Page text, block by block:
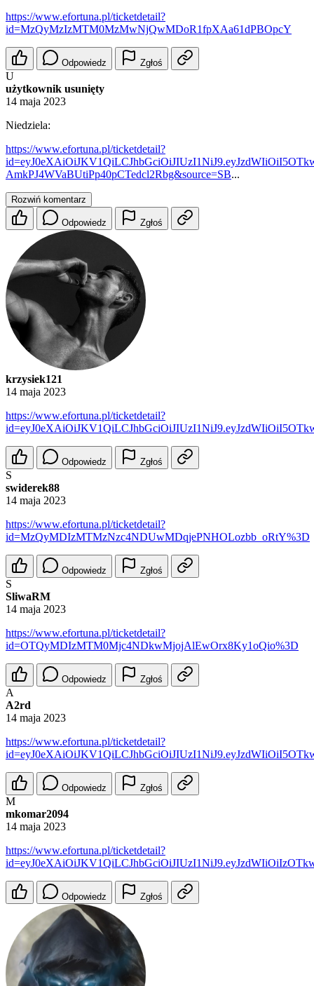
https://www.efortuna.pl/ticketdetail?
id=MzQyMzIzMTM0MzMwNjQwMDoR1fpXAa61dPBOpcY
Odpowiedz Zgłoś
U
użytkownik usunięty
14 maja 2023
Niedziela:
https://www.efortuna.pl/ticketdetail?
AmkPJ4WVaBUtiPp40pCTedcl2Rbg&source=SB...
Rozwiń komentarz
Odpowiedz Zgłoś
krzysiek121
14 maja 2023
https://www.efortuna.pl/ticketdetail?
Odpowiedz Zgłoś
S
swiderek88
14 maja 2023
https://www.efortuna.pl/ticketdetail?
id=MzQyMDIzMTMzNzc4NDUwMDqjePNHOLozbb_oRtY%3D
Odpowiedz Zgłoś
S
SliwaRM
14 maja 2023
https://www.efortuna.pl/ticketdetail?
id=OTQyMDIzMTM0Mjc4NDkwMjojAlEwOrx8Ky1oQio%3D
Odpowiedz Zgłoś
A
A2rd
14 maja 2023
https://www.efortuna.pl/ticketdetail?
Odpowiedz Zgłoś
M
mkomar2094
14 maja 2023
https://www.efortuna.pl/ticketdetail?
Odpowiedz Zgłoś